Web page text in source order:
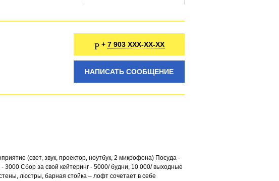
+ 7 903 XXX-XX-XX
НАПИСАТЬ СООБЩЕНИЕ
(свет, звук, проектор, ноутбук, 2 микрофона) Посуда -
Сбор за свой кейтеринг - 5000/ будни, 10 000/ выходные
люстры, барная стойка – лофт сочетает в себе